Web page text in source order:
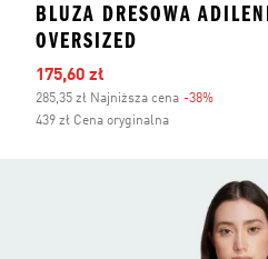
BLUZA DRESOWA
OVERSIZED
Ceny na wyprzedaży
175,60 zł
285,35 zł Najniższa cena -38%
439 zł Cena oryginalna